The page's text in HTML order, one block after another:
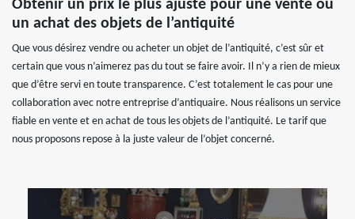
Obtenir un prix le plus ajusté pour une vente ou
un achat des objets de l’antiquité
Que vous désirez vendre ou acheter un objet de l’antiquité, c’est sûr et
certain que vous n’aimerez pas du tout se faire avoir. Il n’y a rien de mieux
que d’être servi en toute transparence. C’est totalement le cas pour une
collaboration avec notre entreprise d’antiquaire. Nous réalisons un service
fiable en vente et en achat de tous les objets de l’antiquité. Le tarif que
nous proposons repose à la juste valeur de l’objet concerné.